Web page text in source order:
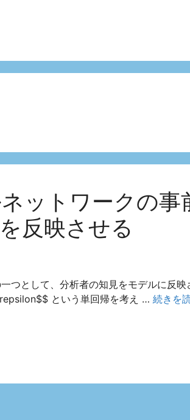
ットワークの事
反映させる
つとして、分析者の知見をモデルに反
という単回帰を考え … 続きを